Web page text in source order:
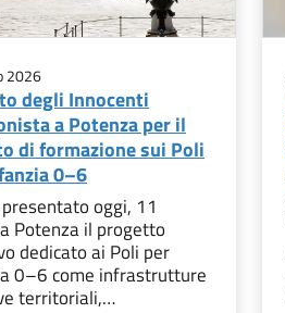
2026
degli Innocenti
a Potenza per il
di formazione sui Poli
0–6
presentato oggi, 11
Potenza il progetto
dedicato ai Poli per
0–6 come infrastrutture
territoriali,…